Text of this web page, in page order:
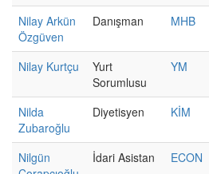
Nilay Arkün
Özgüven
Danışman MHB
Nilay Kurtçu
Yurt
Sorumlusu
YM
Nilda
Zubaroğlu
Diyetisyen KİM
Nilgün
İdari Asistan ECON